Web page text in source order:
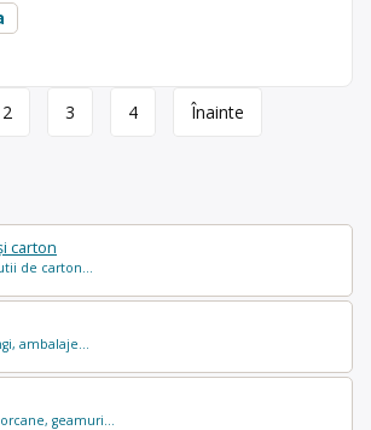
carton
de carton...
ambalaje...
geamuri...
2 3 4 Înainte